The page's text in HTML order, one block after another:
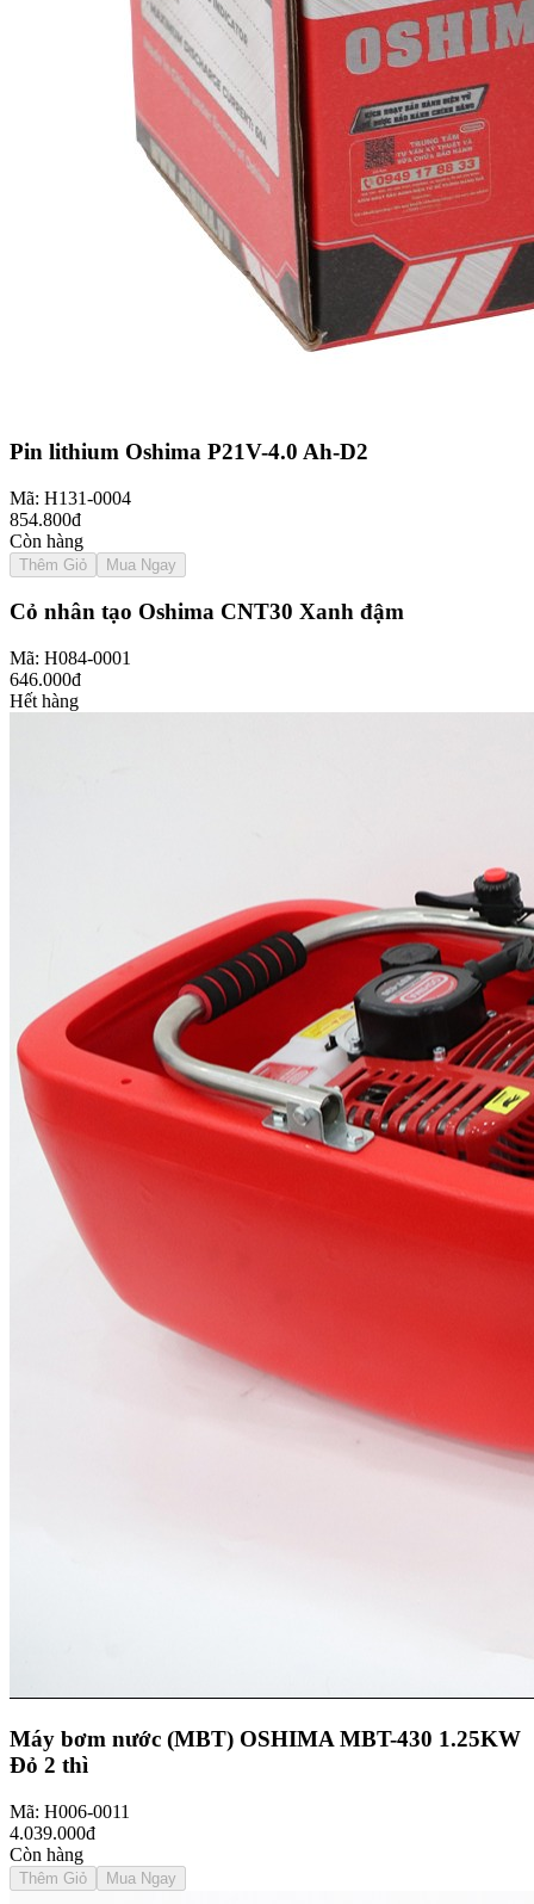
Pin lithium Oshima P21V-4.0 Ah-D2
Mã: H131-0004
854.800đ
Còn hàng
Thêm Giỏ Mua Ngay
Cỏ nhân tạo Oshima CNT30 Xanh đậm
Mã: H084-0001
646.000đ
Hết hàng
Máy bơm nước (MBT) OSHIMA MBT-430 1.25KW
Đỏ 2 thì
Mã: H006-0011
4.039.000đ
Còn hàng
Thêm Giỏ Mua Ngay